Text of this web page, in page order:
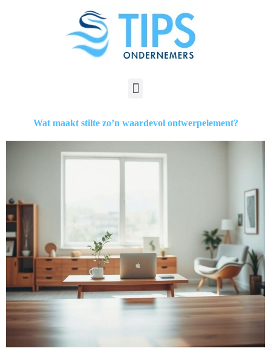
Wat maakt stilte zo’n waardevol ontwerpelement?